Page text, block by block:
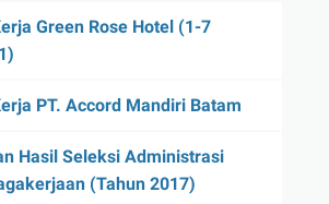
Green Rose Hotel (1-7
PT. Accord Mandiri Batam
Hasil Seleksi Administrasi
(Tahun 2017)